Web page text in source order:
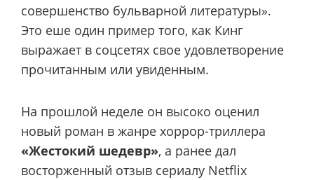
совершенство бульварной литературы».
Это еше один пример того, как Кинг
выражает в соцсетях свое удовлетворение
прочитанным или увиденным.
На прошлой неделе он высоко оценил
новый роман в жанре хоррор-триллера
«Жестокий шедевр», а ранее дал
восторженный отзыв сериалу Netflix